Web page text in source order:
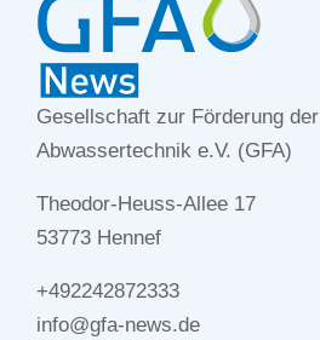
Gesellschaft zur Förderung der
Abwassertechnik e.V. (GFA)
Theodor-Heuss-Allee 17
53773 Hennef
+492242872333
info@gfa-news.de